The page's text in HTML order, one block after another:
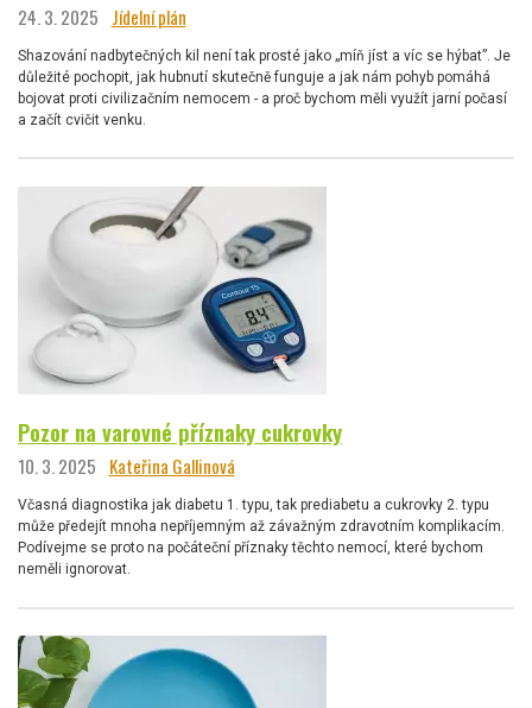
24. 3. 2025 Jídelní plán
Shazování nadbytečných kil není tak prosté jako „míň jíst a víc se hýbat”. Je
důležité pochopit, jak hubnutí skutečně funguje a jak nám pohyb pomáhá
bojovat proti civilizačním nemocem - a proč bychom měli využít jarní počasí
a začít cvičit venku.
Pozor na varovné příznaky cukrovky
10. 3. 2025 Kateřina Gallinová
Včasná diagnostika jak diabetu 1. typu, tak prediabetu a cukrovky 2. typu
může předejít mnoha nepříjemným až závažným zdravotním komplikacím.
Podívejme se proto na počáteční příznaky těchto nemocí, které bychom
neměli ignorovat.